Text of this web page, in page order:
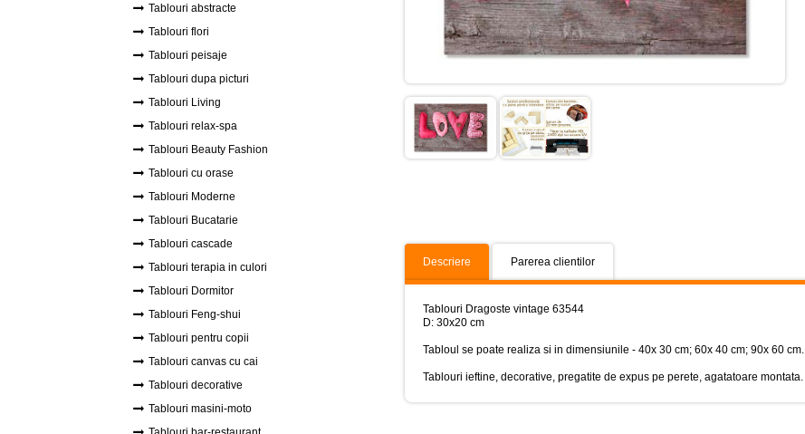
Descriere Parerea clientilor
Tablouri Dragoste vintage 63544
D: 30x20 cm
Tabloul se poate realiza si in dimensiunile - 40x 30 cm; 60x 40 cm; 90x 60 cm.
Tablouri ieftine, decorative, pregatite de expus pe perete, agatatoare montata.
Tablouri abstracte
Tablouri flori
Tablouri peisaje
Tablouri dupa picturi
Tablouri Living
Tablouri relax-spa
Tablouri Beauty Fashion
Tablouri cu orase
Tablouri Moderne
Tablouri Bucatarie
Tablouri cascade
Tablouri terapia in culori
Tablouri Dormitor
Tablouri Feng-shui
Tablouri pentru copii
Tablouri canvas cu cai
Tablouri decorative
Tablouri masini-moto